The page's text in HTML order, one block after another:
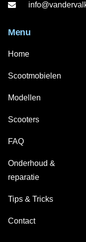
Menu
Home
Scootmobielen
Modellen
Scooters
FAQ
Onderhoud &
reparatie
Tips & Tricks
Contact